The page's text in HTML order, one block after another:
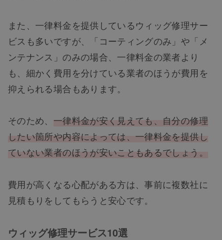
また、一律料金を提供しているウィッグ修理サー
ビスも多いですが、「コーティングのみ」や「メ
ンテナンス」のみの場合、一律料金の業者より
も、細かく費用を分けている業者のほうが費用を
抑えられる場合もあります。
そのため、 一律料金が安く見えても、自分の修理
したい箇所や内容によっては、一律料金を提供し
ていない業者のほうが安いこともあるでしょう。
費用が高くなる心配がある方は、事前に複数社に
見積もりをしてもらうと安心です。
ウィッグ修理サービス10選